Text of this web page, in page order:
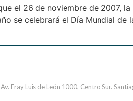
el 26 de noviembre de 2007, la
se celebrará el Día Mundial de
Av. Fray Luis de León 1000, Centro Sur.